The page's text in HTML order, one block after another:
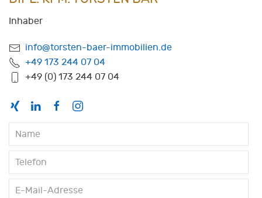
Inhaber
info@torsten-baer-immobilien.de
+49 173 244 07 04
+49 (0) 173 244 07 04